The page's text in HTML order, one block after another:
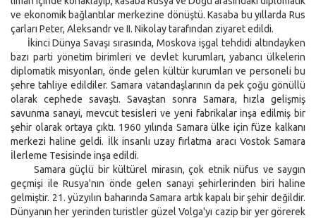
ve ekonomik bağlantılar merkezine dönüştü. Kasaba bu yıllarda Rus
çarları Peter, Aleksandr ve II. Nikolay tarafından ziyaret edildi.
İkinci Dünya Savaşı sırasında, Moskova işgal tehdidi altındayken
bazı parti yönetim birimleri ve devlet kurumları, yabancı ülkelerin
diplomatik misyonları, önde gelen kültür kurumları ve personeli bu
şehre tahliye edildiler. Samara vatandaşlarının da pek çoğu gönüllü
olarak cephede savaştı. Savaştan sonra Samara, hızla gelişmiş
savunma sanayi, mevcut tesisleri ve yeni fabrikalar inşa edilmiş bir
şehir olarak ortaya çıktı. 1960 yılında Samara ülke için füze kalkanı
merkezi haline geldi. İlk insanlı uzay fırlatma aracı Vostok Samara
İlerleme Tesisinde inşa edildi.
Samara güçlü bir kültürel mirasın, çok etnik nüfus ve saygın
geçmişi ile Rusya'nın önde gelen sanayi şehirlerinden biri haline
gelmiştir. 21. yüzyılın baharında Samara artık kapalı bir şehir değildir.
Dünyanın her yerinden turistler güzel Volga'yı cazip bir yer görerek